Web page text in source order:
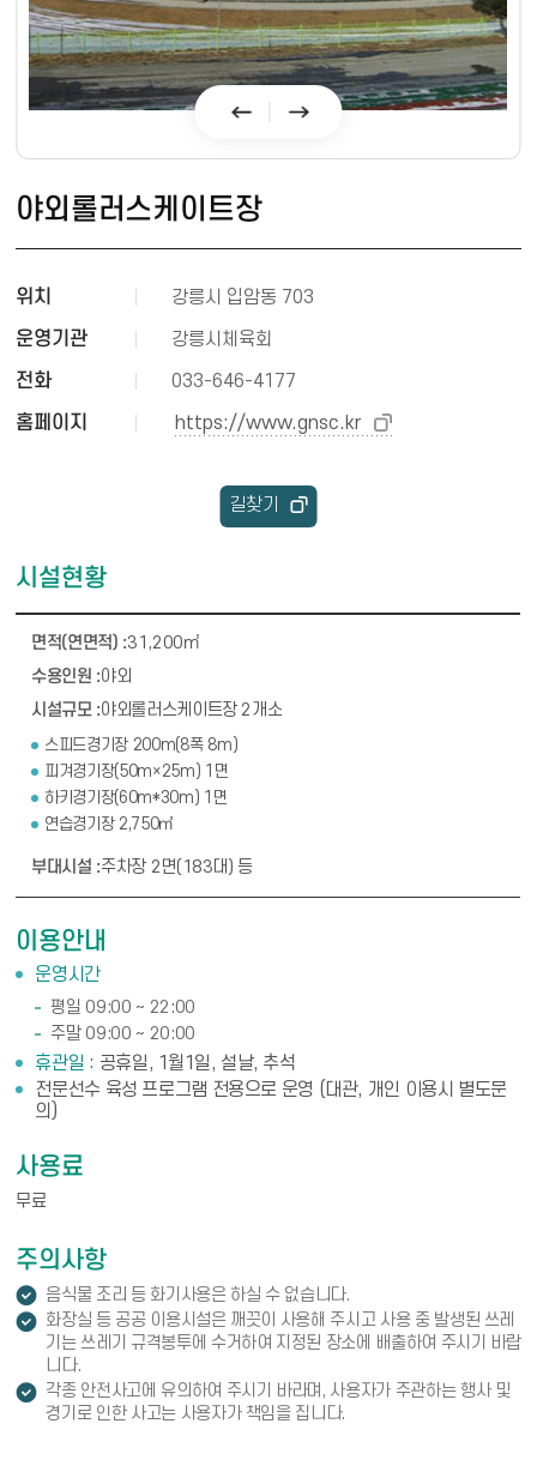
야외롤러스케이트장
위치
강릉시 입암동 703
운영기관
강릉시체육회
전화
033-646-4177
홈페이지
https://www.gnsc.kr
길찾기
시설현황
31,200㎡
야외
야외롤러스케이트장 2개소
스피드경기장 200m(8폭 8m)
피겨경기장(50m×25m) 1면
하키경기장(60m*30m) 1면
연습경기장 2,750㎡
주차장 2면(183대) 등
이용안내
운영시간
평일 09:00 ~ 22:00
주말 09:00 ~ 20:00
휴관일
공휴일, 1월1일, 설날, 추석
전문선수 육성 프로그램 전용으로 운영 (대관, 개인 이용시 별도문
의)
사용료
무료
주의사항
음식물 조리 등 화기사용은 하실 수 없습니다.
화장실 등 공공 이용시설은 깨끗이 사용해 주시고 사용 중 발생된 쓰레
기는 쓰레기 규격봉투에 수거하여 지정된 장소에 배출하여 주시기 바랍
니다.
각종 안전사고에 유의하여 주시기 바라며, 사용자가 주관하는 행사 및
경기로 인한 사고는 사용자가 책임을 집니다.